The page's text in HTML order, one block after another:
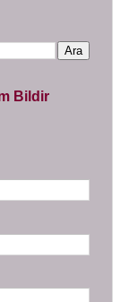
Bildir